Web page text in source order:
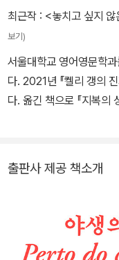
설인 『별의 시간』은
작가로서의 생활고와
최근작 : <놓치고 싶지
보기)
서울대학교 영어영문학
다. 2021년 『켈리 갱의
다. 옮긴 책으로 『지복의
울』 『기러기』 『밤으로의
출판사 제공 책소개